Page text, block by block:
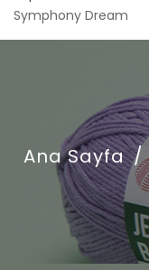
Symphony Dream
Ana Sayfa /